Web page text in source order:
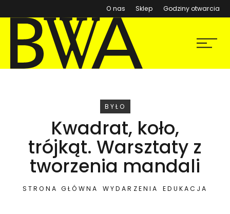
O nas Sklep (otwiera się w nowym
Godziny otwarcia
BWA Wrocław
Galerie Sztuki Współczesnej
Menu
WYDARZENIE
BYŁO
Kwadrat, koło,
trójkąt. Warsztaty z
tworzenia mandali
STRONA GŁÓWNA WYDARZENIA EDUKACJA